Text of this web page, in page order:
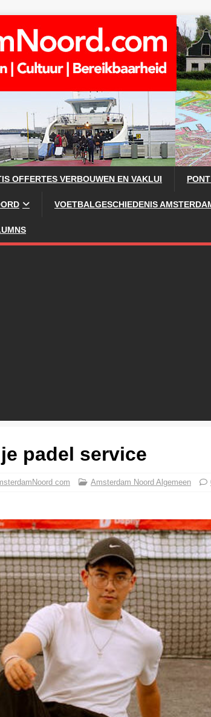
OFFERTES VERBOUWEN EN VAKLUI
VOETBALGESCHIEDENIS
padel service
com Amsterdam Noord Algemeen